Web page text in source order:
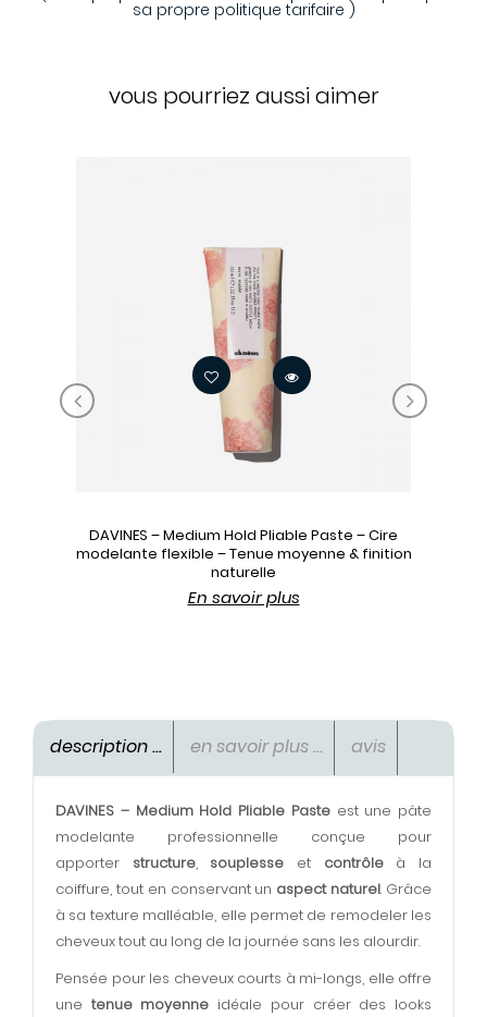
sa propre politique tarifaire )
vous pourriez aussi aimer
DAVINES – Medium Hold Pliable Paste – Cire
modelante flexible – Tenue moyenne & finition
naturelle
En savoir plus
description ... en savoir plus ... avis
DAVINES – Medium Hold Pliable Pasteest une pâte
modelante professionnelle conçue pour
apporter structure, souplesse et contrôleà la
coiffure, tout en conservant un aspect naturel. Grâce
à sa texture malléable, elle permet de remodeler les
cheveux tout au long de la journée sans les alourdir.
Pensée pour les cheveux courts à mi-longs, elle offre
une tenue moyenne idéale pour créer des looks